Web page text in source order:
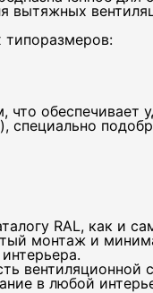
вытяжных
типоразмеров:
обеспечивает
RAL, как и
монтаж и
вентиляционной
в любой